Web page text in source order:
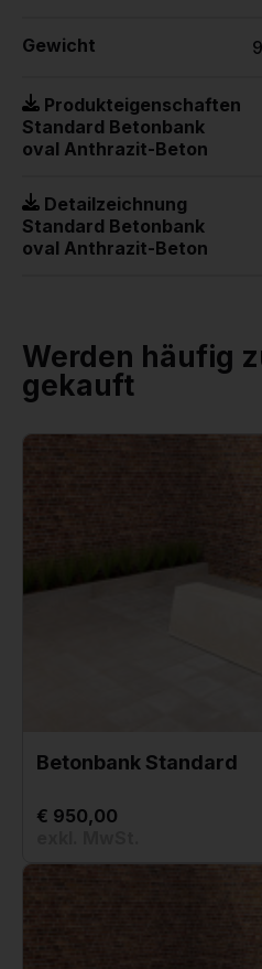
Gewicht
Produkteigenschaften
Standard Betonbank
oval Anthrazit-Beton
Detailzeichnung
Standard Betonbank
oval Anthrazit-Beton
Werden häufig
gekauft
Betonbank Standard
€ 950,00